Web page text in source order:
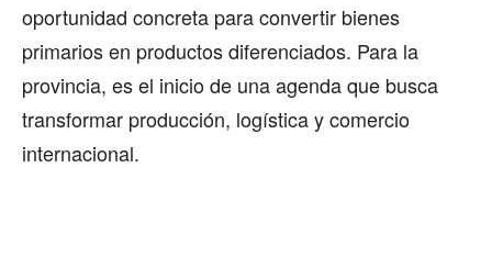
oportunidad concreta para convertir bienes
primarios en productos diferenciados. Para la
provincia, es el inicio de una agenda que busca
transformar producción, logística y comercio
internacional.